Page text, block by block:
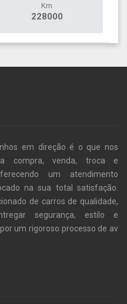
Km
228000
em direção é o que nos
compra, venda, troca e
um atendimento
na sua total satisfação.
de carros de qualidade,
segurança, estilo e
um rigoroso processo de av